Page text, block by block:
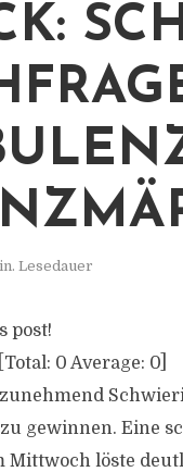
Lesedauer
post!
[Total: 0 Average: 0
zunehmend
gewinnen. Eine
Mittwoch löste